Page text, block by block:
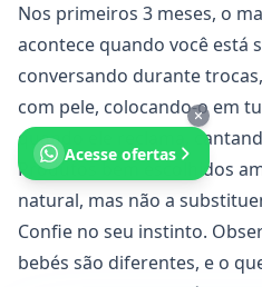
Nos primeiros 3 meses, o
acontece quando você está
conversando durante
com pele, colocando-o em
quando ele reclama,
Produtos bem escolhidos
natural, mas não a
Confie no seu instinto.
bebés são diferentes, e o
Acesse ofertas